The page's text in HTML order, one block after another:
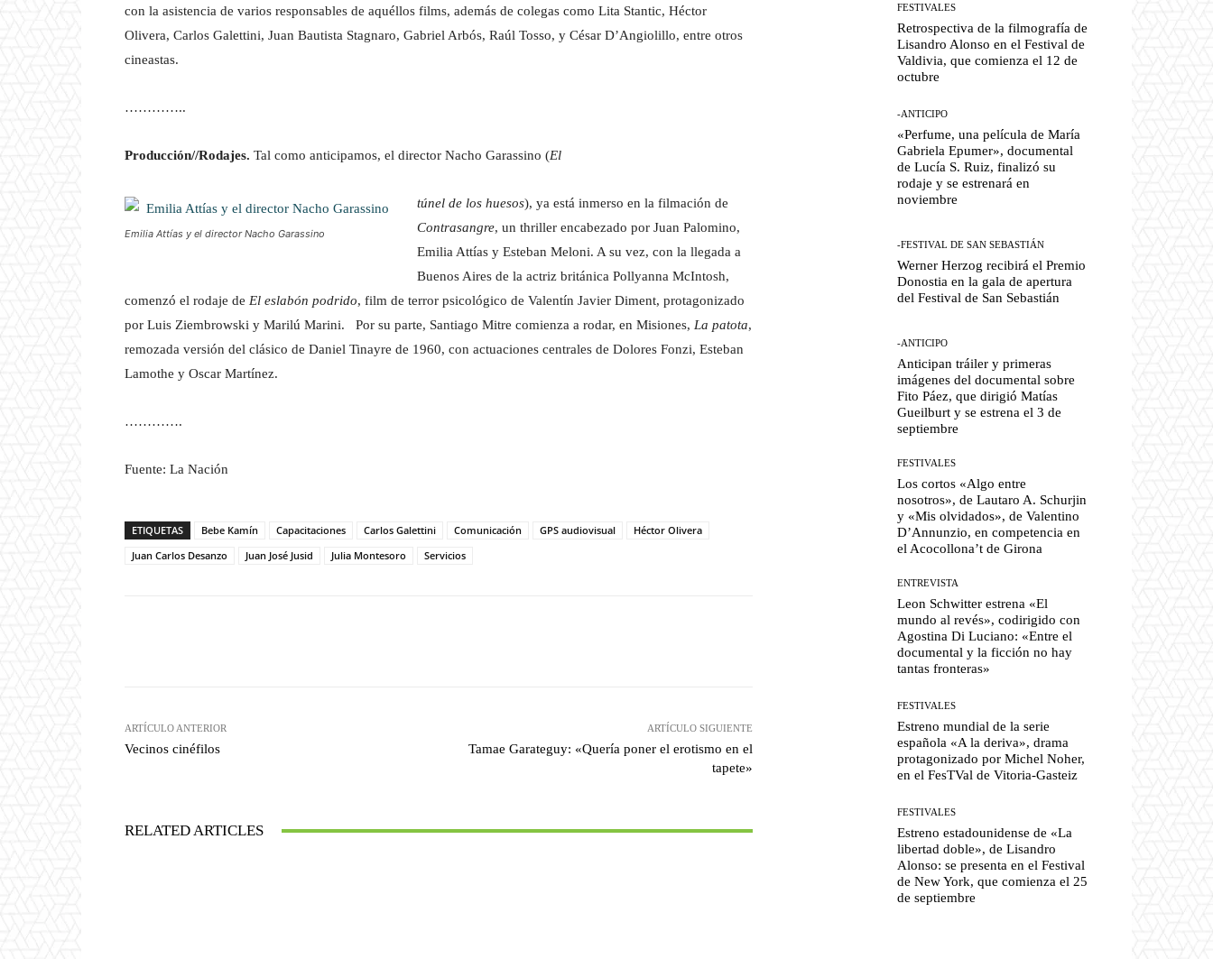
con la asistencia de varios responsables de aquéllos films, además de colegas como Lita Stantic, Héctor
Olivera, Carlos Galettini, Juan Bautista Stagnaro, Gabriel Arbós, Raúl Tosso, y César D’Angiolillo, entre otros
cineastas.
…………..
Producción//Rodajes. Tal como anticipamos, el director Nacho Garassino (El
Emilia Attías y el director Nacho Garassino
túnel de los huesos), ya está inmerso en la filmación de
Contrasangre, un thriller encabezado por Juan Palomino,
Emilia Attías y Esteban Meloni. A su vez, con la llegada a
Buenos Aires de la actriz británica Pollyanna McIntosh,
comenzó el rodaje de El eslabón podrido, film de terror psicológico de Valentín Javier Diment, protagonizado
por Luis Ziembrowski y Marilú Marini. Por su parte, Santiago Mitre comienza a rodar, en Misiones, La patota,
remozada versión del clásico de Daniel Tinayre de 1960, con actuaciones centrales de Dolores Fonzi, Esteban
Lamothe y Oscar Martínez.
………….
Fuente: La Nación
ETIQUETAS Bebe Kamín Capacitaciones Carlos Galettini Comunicación GPS audiovisual
Héctor Olivera
Juan Carlos Desanzo
Juan José Jusid Julia Montesoro Servicios
ARTÍCULO ANTERIOR
Vecinos cinéfilos
ARTÍCULO SIGUIENTE
Tamae Garateguy: «Quería poner el erotismo en el
tapete»
RELATED ARTICLES
FESTIVALES
Retrospectiva de la filmografía de
Lisandro Alonso en el Festival de
Valdivia, que comienza el 12 de
octubre
-ANTICIPO
«Perfume, una película de María
Gabriela Epumer», documental
de Lucía S. Ruiz, finalizó su
rodaje y se estrenará en
noviembre
-FESTIVAL DE SAN SEBASTIÁN
Werner Herzog recibirá el Premio
Donostia en la gala de apertura
del Festival de San Sebastián
-ANTICIPO
Anticipan tráiler y primeras
imágenes del documental sobre
Fito Páez, que dirigió Matías
Gueilburt y se estrena el 3 de
septiembre
FESTIVALES
Los cortos «Algo entre
nosotros», de Lautaro A. Schurjin
y «Mis olvidados», de Valentino
D’Annunzio, en competencia en
el Acocollona’t de Girona
ENTREVISTA
Leon Schwitter estrena «El
mundo al revés», codirigido con
Agostina Di Luciano: «Entre el
documental y la ficción no hay
tantas fronteras»
FESTIVALES
Estreno mundial de la serie
española «A la deriva», drama
protagonizado por Michel Noher,
en el FesTVal de Vitoria-Gasteiz
FESTIVALES
Estreno estadounidense de «La
libertad doble», de Lisandro
Alonso: se presenta en el Festival
de New York, que comienza el 25
de septiembre